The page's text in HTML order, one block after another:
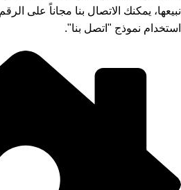
استخدام نموذج "اتصل بنا".